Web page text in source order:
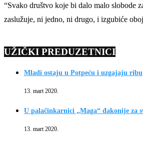
“Svako društvo koje bi dalo malo slobode
zaslužuje, ni jedno, ni drugo, i izgubiće
UŽIČKI PREDUZETNICI
Mladi ostaju u Potpeću i uzgajaju ribu
13. mart 2020.
U palačinkarnici „Maga“ đakonije za
13. mart 2020.